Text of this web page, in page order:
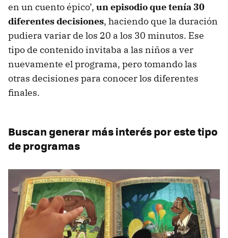
en un cuento épico’, un episodio que tenía 30
diferentes decisiones, haciendo que la duración
pudiera variar de los 20 a los 30 minutos. Ese
tipo de contenido invitaba a las niños a ver
nuevamente el programa, pero tomando las
otras decisiones para conocer los diferentes
finales.
Buscan generar más interés por este tipo
de programas